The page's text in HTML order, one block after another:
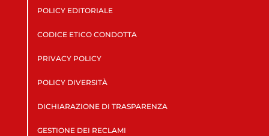
POLICY EDITORIALE
CODICE ETICO CONDOTTA
PRIVACY POLICY
POLICY DIVERSITÀ
DICHIARAZIONE DI TRASPARENZA
GESTIONE DEI RECLAMI